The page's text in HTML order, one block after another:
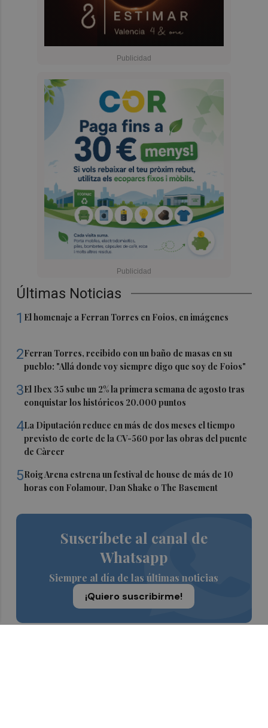
Últimas Noticias
1 El homenaje a Ferran Torres en Foios, en imágenes
2Ferran Torres, recibido con un baño de masas en su
pueblo: "Allá donde voy siempre digo que soy de Foios"
3El Ibex 35 sube un 2% la primera semana de agosto tras
conquistar los históricos 20.000 puntos
4La Diputación reduce en más de dos meses el tiempo
previsto de corte de la CV-560 por las obras del puente
de Càrcer
5Roig Arena estrena un festival de house de más de 10
horas con Folamour, Dan Shake o The Basement
Suscríbete al canal de
Whatsapp
Siempre al día de las últimas noticias
¡Quiero suscribirme!